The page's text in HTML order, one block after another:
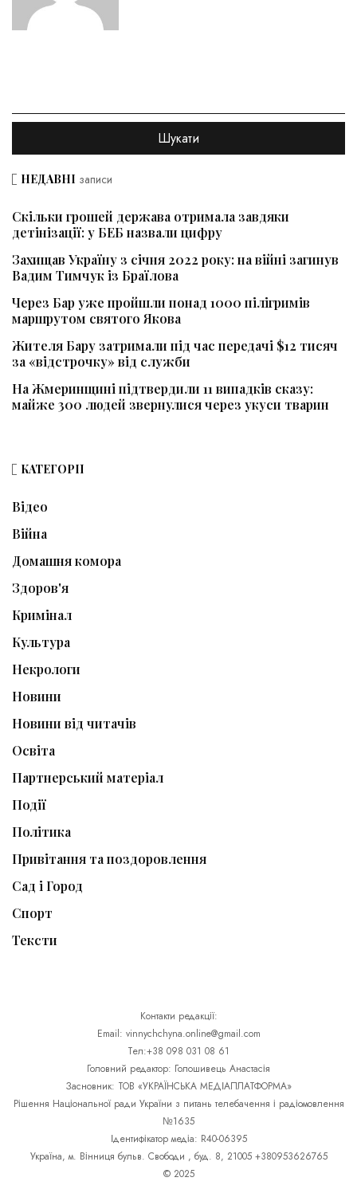
НЕДАВНІ записи
Скільки грошей держава отримала завдяки
детінізації: у БЕБ назвали цифру
Захищав Україну з січня 2022 року: на війні загинув
Вадим Тимчук із Браїлова
Через Бар уже пройшли понад 1000 пілігримів
маршрутом святого Якова
Жителя Бару затримали під час передачі $12 тисяч
за «відстрочку» від служби
На Жмеринщині підтвердили 11 випадків сказу:
майже 300 людей звернулися через укуси тварин
КАТЕГОРІЇ
Відео
Війна
Домашня комора
Здоров'я
Кримінал
Культура
Некрологи
Новини
Новини від читачів
Освіта
Партнерський матеріал
Події
Політика
Привітання та поздоровлення
Сад і Город
Спорт
Тексти
Контакти редакції:
Email: vinnychchyna.online@gmail.com
Тел:+38 098 031 08 61
Головний редактор: Голошивець Анастасія
Засновник: ТОВ «УКРАЇНСЬКА МЕДІАПЛАТФОРМА»
Рішення Національної ради України з питань телебачення і радіомовлення
№1635
Ідентифікатор медіа: R40-06395
Україна, м. Вінниця бульв. Свободи , буд. 8, 21005 +380953626765
© 2025